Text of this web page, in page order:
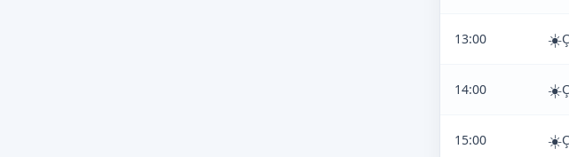
13:00 ☀️
14:00 ☀️
15:00 ☀️